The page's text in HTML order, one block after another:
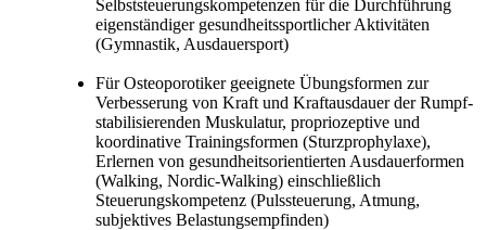
Selbststeuerungskompetenzen für die Durchführung
eigenständiger gesundheitssportlicher Aktivitäten
(Gymnastik, Ausdauersport)
Für Osteoporotiker geeignete Übungsformen zur
Verbesserung von Kraft und Kraftausdauer der Rumpf-
stabilisierenden Muskulatur, propriozeptive und
koordinative Trainingsformen (Sturzprophylaxe),
Erlernen von gesundheitsorientierten Ausdauerformen
(Walking, Nordic-Walking) einschließlich
Steuerungskompetenz (Pulssteuerung, Atmung,
subjektives Belastungsempfinden)